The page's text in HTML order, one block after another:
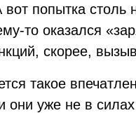
попытка столь
то оказался
скорее,
такое
они уже не в